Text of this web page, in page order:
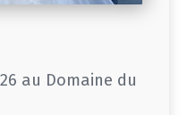
au Domaine du